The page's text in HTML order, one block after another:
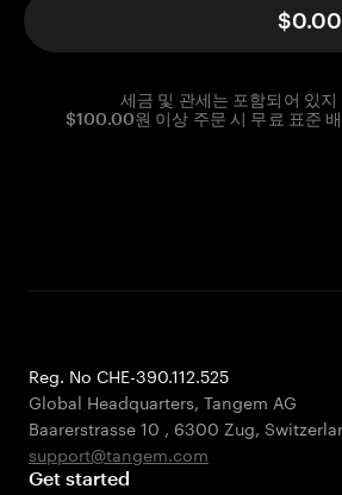
$0.00
세금 및 관세는 포함되어 있지
$100.00원 이상 주문 시 무료 표준
Reg. No CHE-390.112.525
Global Headquarters, Tangem AG
Baarerstrasse 10 , 6300 Zug,
support@tangem.com
Get started